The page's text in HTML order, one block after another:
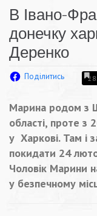
В Івано-
донечку
Деренко
Поділитись
Марина родом з
області, проте з
у Харкові. Там і
покидати 24
Чоловік Марини
у безпечному